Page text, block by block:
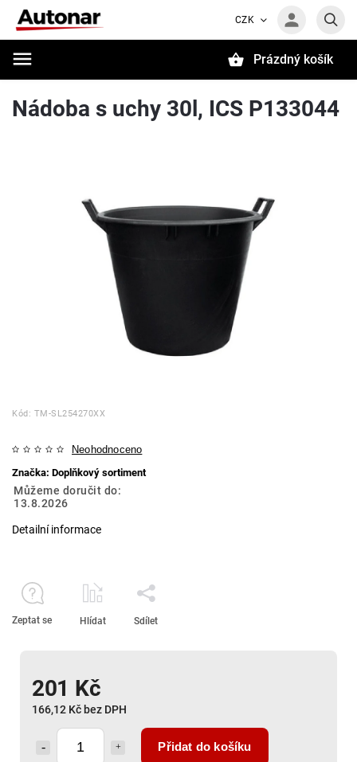
CZK
Prázdný košík
Nádoba s uchy 30l, ICS P133044
Kód: TM-SL254270XX
Neohodnoceno
Značka: Doplňkový sortiment
201 Kč
166,12 Kč bez DPH
Přidat do košíku
Můžeme doručit do:
13.8.2026
Detailní informace
Zeptat se Hlídat Sdílet